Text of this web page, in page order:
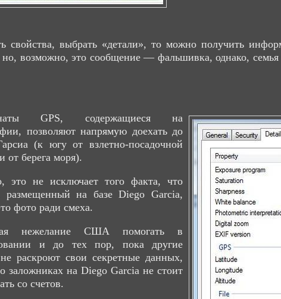
свойства, выбрать «детали», то можно получить
но, возможно, это сообщение — фальшивка, однако,
GPS, содержащиеся на
позволяют напрямую доехать до
(к югу от взлетно-посадочной
от берега моря).
это не исключает того факта, что
размещенный на базе Diego Garcia,
фото ради смеха.
нежелание США помогать в
и до тех пор, пока другие
раскроют свои секретные данных,
заложниках на Diego Garcia не стоит
со счетов.